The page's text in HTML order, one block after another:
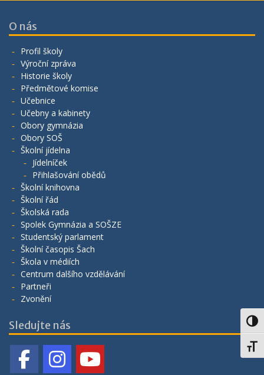
O nás
Profil školy
Výroční zpráva
Historie školy
Předmětové komise
Učebnice
Učebny a kabinety
Obory gymnázia
Obory SOŠ
Školní jídelna
Jídelníček
Přihlašování obědů
Školní knihovna
Školní řád
Školská rada
Spolek Gymnázia a SOŠZE
Studentský parlament
Školní časopis Šach
Škola v médiích
Centrum dalšího vzdělávání
Partneři
Zvonění
Sledujte nás